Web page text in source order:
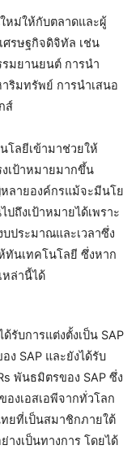
หม่ให้กับตลาดและผู้
ศรษฐกิจดิจิทัล เช่น
มยานยนต์ การนำ
ริมทรัพย์ การนำเสนอ
ส์
โลยีเข้ามาช่วยให้
งเป้าหมายมากขึ้น
ลายองค์กรแม้จะมีนโย
ถึงเป้าหมายได้เพราะ
ประมาณและเวลาซึ่ง
ทันเทคโนโลยี ซึ่งหาก
ล่านี้ได้
รับการแต่งตั้งเป็น SAP
ง SAP และยังได้รับ
พันธมิตรของ SAP ซึ่ง
งเอสเอพีจากทั่วโลก
ทยที่เป็นสมาชิกภายใต้
างเป็นทางการ โดยได้